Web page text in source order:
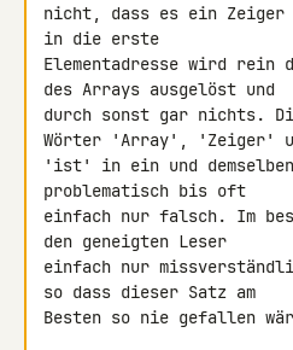
nicht, dass es ein Zeiger
in die erste
Elementadresse wird rein
des Arrays ausgelöst und
durch sonst gar nichts.
Wörter 'Array', 'Zeiger'
'ist' in ein und
problematisch bis oft
einfach nur falsch. Im
den geneigten Leser
einfach nur
so dass dieser Satz am
Besten so nie gefallen